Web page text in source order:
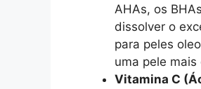
AHAs, os
dissolver o
para peles
uma pele mais
Vitamina C